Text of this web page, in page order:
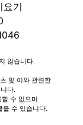
요기
않습니다.
및 이와 관련한
다.
수 없으며
을 수 있습니다.